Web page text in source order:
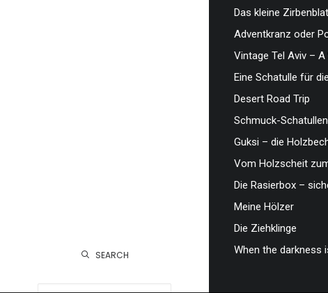
SEARCH
Das kleine
Adventkranz oder
Vintage Tel Aviv –
Eine Schatulle für
Desert Road Trip
Schmuck-
Guksi – die
Vom Holzscheit
Die Rasierbox –
Meine Hölzer
Die Ziehklinge
When the darkness